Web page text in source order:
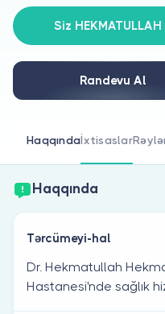
Həkimlər üçün
Siz
Randevu Al
Haqqındaİxtisaslar
Haqqında
Tərcümeyi-hal
Dr. Hekmatullah
Hastanesi'nde sağlık